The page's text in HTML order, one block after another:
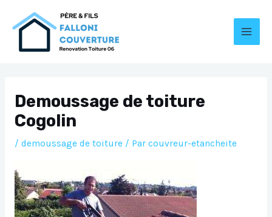
Demoussage de toiture
Cogolin
/ demoussage de toiture/ Par couvreur-etancheite